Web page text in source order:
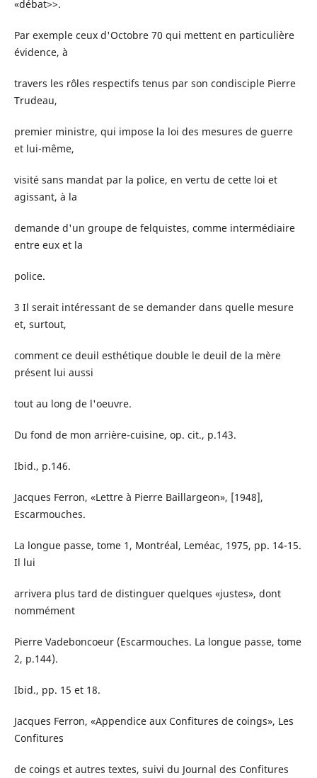
«débat>>.
Par exemple ceux d'Octobre 70 qui mettent en particulière
évidence, à
travers les rôles respectifs tenus par son condisciple Pierre
Trudeau,
premier ministre, qui impose la loi des mesures de guerre
et lui-même,
visité sans mandat par la police, en vertu de cette loi et
agissant, à la
demande d'un groupe de felquistes, comme intermédiaire
entre eux et la
police.
3 Il serait intéressant de se demander dans quelle mesure
et, surtout,
comment ce deuil esthétique double le deuil de la mère
présent lui aussi
tout au long de l'oeuvre.
Du fond de mon arrière-cuisine, op. cit., p.143.
Ibid., p.146.
Jacques Ferron, «Lettre à Pierre Baillargeon», [1948],
Escarmouches.
La longue passe, tome 1, Montréal, Leméac, 1975, pp. 14-15.
Il lui
arrivera plus tard de distinguer quelques «justes», dont
nommément
Pierre Vadeboncoeur (Escarmouches. La longue passe, tome
2, p.144).
Ibid., pp. 15 et 18.
Jacques Ferron, «Appendice aux Confitures de coings», Les
Confitures
de coings et autres textes, suivi du Journal des Confitures